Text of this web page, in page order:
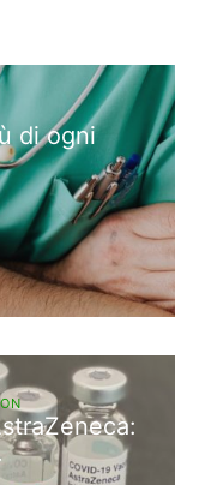
di ogni